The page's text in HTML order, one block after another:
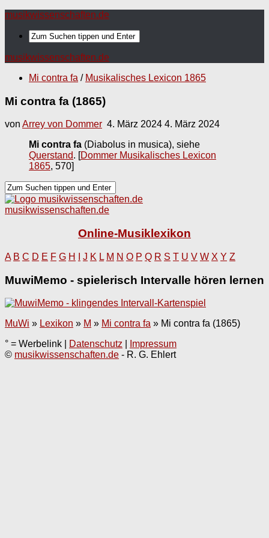
musikwissenschaften.de
musikwissenschaften.de
Mi contra fa / Musikalisches Lexicon 1865
Mi contra fa (1865)
von Arrey von Dommer 4. März 2024 4. März 2024
Mi contra fa (Diabolus in musica), siehe
Querstand. [Dommer Musikalisches Lexicon
1865, 570]
musikwissenschaften.de
Online-Musiklexikon
A B C D E F G H J K L M N O P Q R S T U V W X Y Z
MuwiMemo - spielerisch Intervalle hören lernen
MuWi » Lexikon » M » Mi contra fa » Mi contra fa (1865)
° = Werbelink |
Datenschutz
Impressum
© musikwissenschaften.de - R. G. Ehlert